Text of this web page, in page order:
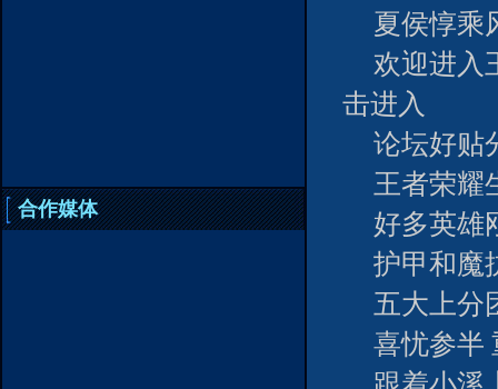
合作媒体
夏侯惇乘
欢迎进入
击进入
论坛好贴
王者荣耀
好多英雄
护甲和魔
五大上分
喜忧参半